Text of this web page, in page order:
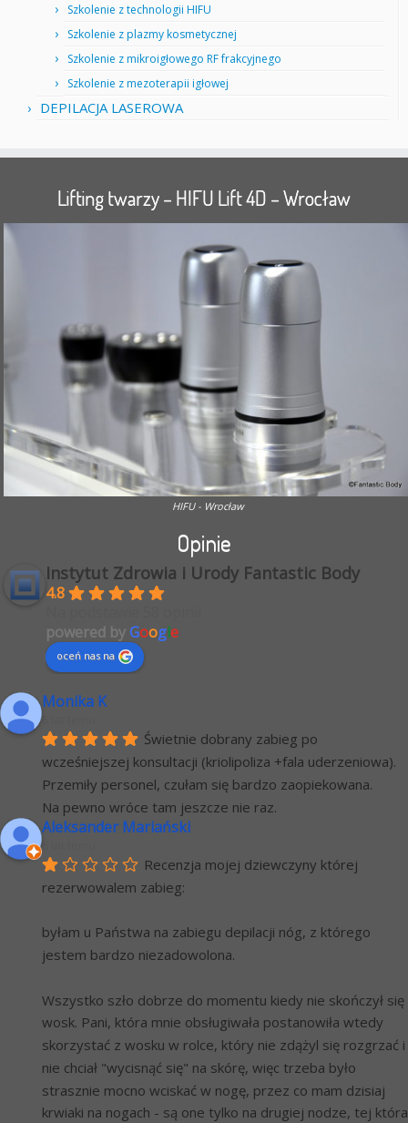
Szkolenie z technologii HIFU
Szkolenie z plazmy kosmetycznej
Szkolenie z mikroigłowego RF frakcyjnego
Szkolenie z mezoterapii igłowej
DEPILACJA LASEROWA
Lifting twarzy – HIFU Lift 4D – Wrocław
HIFU - Wrocław
Opinie
Instytut Zdrowia i Urody Fantastic Body
4.8
powered byGoogle
oceń nas na
Monika K
Świetnie dobrany zabieg po
wcześniejszej konsultacji (kriolipoliza +fala uderzeniowa).
Przemiły personel, czułam się bardzo zaopiekowana.
Na pewno wróce tam jeszcze nie raz.
Aleksander Mariański
Recenzja mojej dziewczyny której
rezerwowalem zabieg:
byłam u Państwa na zabiegu depilacji nóg, z którego
jestem bardzo niezadowolona.
Wszystko szło dobrze do momentu kiedy nie skończył się
wosk. Pani, która mnie obsługiwała postanowiła wtedy
skorzystać z wosku w rolce, który nie zdążyl się rozgrzać i
nie chciał "wycisnąć się" na skórę, więc trzeba było
strasznie mocno wciskać w nogę, przez co mam dzisiaj
krwiaki na nogach - są one tylko na drugiej nodze, tej która